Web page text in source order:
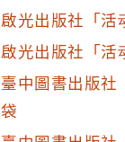
啟光出版社「活
啟光出版社「活
臺中圖書出版社
袋